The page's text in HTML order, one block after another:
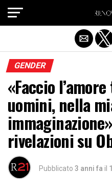
GENDER
«Faccio
uomini, nella
rivelazioni su
Pubblicato 3 anni fa il
Exit